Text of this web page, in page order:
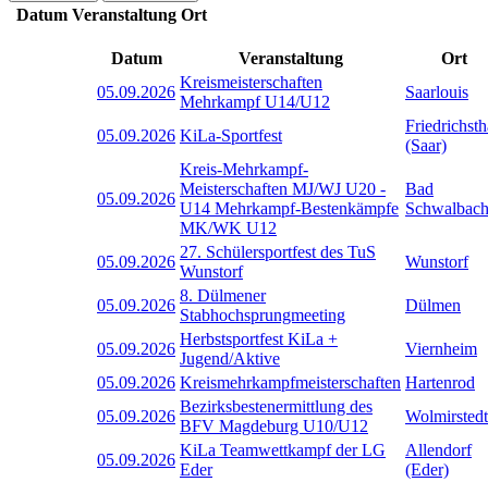
Datum Veranstaltung Ort
Datum Veranstaltung
Ort
05.09.2026
Kreismeisterschaften
Mehrkampf U14/U12
Saarlouis
05.09.2026 KiLa-Sportfest
(Saar)
05.09.2026
Kreis-Mehrkampf-
Meisterschaften MJ/WJ U20 -
U14 Mehrkampf-Bestenkämpfe
MK/WK U12
Bad
Schwalbach
05.09.2026
27. Schülersportfest des TuS
Wunstorf
Wunstorf
05.09.2026
8. Dülmener
Stabhochsprungmeeting
Dülmen
05.09.2026
Herbstsportfest KiLa +
Jugend/Aktive
Viernheim
05.09.2026 Kreismehrkampfmeisterschaften Hartenrod
05.09.2026
Bezirksbestenermittlung des
BFV Magdeburg U10/U12
Wolmirstedt
05.09.2026
KiLa Teamwettkampf der LG
Eder
Allendorf
(Eder)